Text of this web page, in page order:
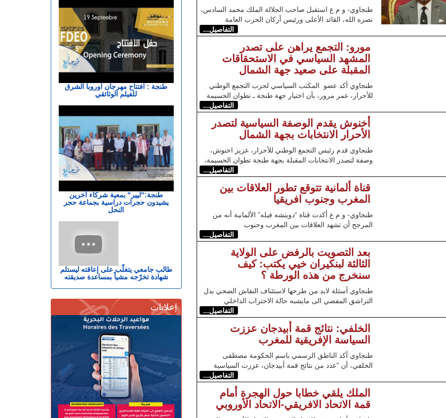
طنجاوي- و م ع استقبل صاحب الجلالة الملك محمد السادس،
نصره الله، القائد الأعلى ورئيس أركان الحرب العامة
التفاصيل...
مورو: التجمع يراهن على تصدر
المشهد السياسي في الاستحقاقات
المقبلة على صعيد جهة الشمال
طنجاوي أكد عضو المكتب السياسي لحزب التجمع الوطني
للأحرار، عمر مرور، بأن اختيار جهة طنجة ـ تطوان الحسيمة
التفاصيل...
أخنوش يقدم الوصفة السياسية لتصدر
الأحرار الانتخابات بجهة الشمال
طنجاوي قدم رئيس التجمع الوطني للأحرار، عزيز اخنوش،
وصفة لتصدر الانتخابات المقبلة بجهة طنجة تطوان الحسيمة،
التفاصيل...
قناة ألمانية تتوقع تطور العلاقات بين
المغرب وجنوب افريقيا
طنجاوي- و م ع أكدت قناة “دويتشه فيله” الألمانية أنه من
المرجح أن تشهد العلاقات بين المغرب وجنوب
التفاصيل...
بعد التصويت بالرفض على الولاية
الثالثة لبنكيران خيي يكتب: كيف
سنخرج من هذه الورطة ؟
طنجاوي أسئلة لابد من طرحها لاستئناف النقاش الصحي بدل
التراشق المفضي الى مايشبه حالة الاحتراب الداخلي
التفاصيل...
الخلفي: نتائج قمة أبيدجان عززت
السياسة الإفريقية للمغرب
طنجاوي أكد الناطق الرسمي باسم الحكومة مصطفى
الخلفي، أن "عدد من نتائج قمة أبيدجان، عززت السياسية
التفاصيل...
الملك يلقي خطابا حول الهجرة أمام
قمة الاتحاد الافريقي-الاتحاد الأوروبي
طنجة : افتتاح مهرجان اوروبا الشرق
للفيلم الوثائقي
طنجة:"ليير" بمعية شركاء آخرين
يشيدون حجرات دراسية بجماعة حجر
النحل
طالب جامعي يتغلّب على إعاقته ليستلم
شهادة تخرّجه مشياً بمساعدة صديقته
إعلانات